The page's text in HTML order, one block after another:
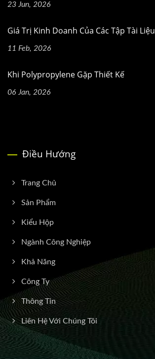
23 Jun, 2026
Giá Trị Kinh Doanh Của Các Tập Tài Liệu
11 Feb, 2026
Khi Polypropylene Gặp Thiết Kế
06 Jan, 2026
Điều Hướng
Trang Chủ
Sản Phẩm
Kiểu Hộp
Ngành Công Nghiệp
Khả Năng
Công Ty
Thông Tin
Liên Hệ Với Chúng Tôi